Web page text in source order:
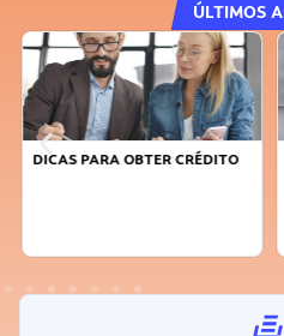
ÚLTIMOS
DICAS PARA OBTER CRÉDITO